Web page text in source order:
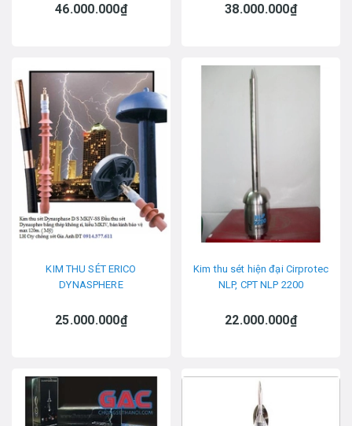
46.000.000₫ 38.000.000₫
KIM THU SÉT ERICO
DYNASPHERE
25.000.000₫
Kim thu sét hiện đại Cirprotec
NLP, CPT NLP 2200
22.000.000₫